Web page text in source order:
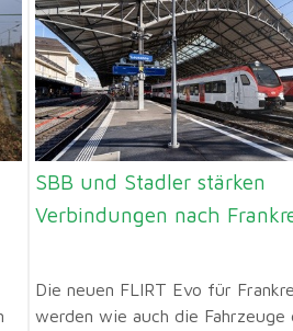
SBB und Stadler stärken
Verbindungen nach
Die neuen FLIRT Evo für
werden wie auch die Fahrzeuge